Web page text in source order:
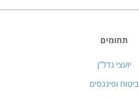
תחומים
יועצי נדל"ן
ביטוח ופיננסים